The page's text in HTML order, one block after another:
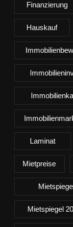
Finanzierung
Hauskauf
Laminat
Mietpreise
Mietspiegel